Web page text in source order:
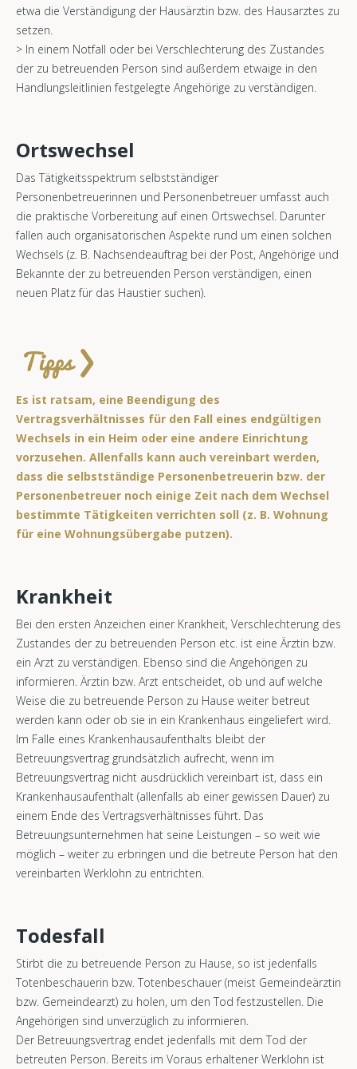
etwa die Verständigung der Hausärztin bzw. des Hausarztes zu
setzen.
> In einem Notfall oder bei Verschlechterung des Zustandes
der zu betreuenden Person sind außerdem etwaige in den
Handlungsleitlinien festgelegte Angehörige zu verständigen.
Ortswechsel
Das Tätigkeitsspektrum selbstständiger
Personenbetreuerinnen und Personenbetreuer umfasst auch
die praktische Vorbereitung auf einen Ortswechsel. Darunter
fallen auch organisatorischen Aspekte rund um einen solchen
Wechsels (z. B. Nachsendeauftrag bei der Post, Angehörige und
Bekannte der zu betreuenden Person verständigen, einen
neuen Platz für das Haustier suchen).
Es ist ratsam, eine Beendigung des
Vertragsverhältnisses für den Fall eines endgültigen
Wechsels in ein Heim oder eine andere Einrichtung
vorzusehen. Allenfalls kann auch vereinbart werden,
dass die selbstständige Personenbetreuerin bzw. der
Personenbetreuer noch einige Zeit nach dem Wechsel
bestimmte Tätigkeiten verrichten soll (z. B. Wohnung
für eine Wohnungsübergabe putzen).
Krankheit
Bei den ersten Anzeichen einer Krankheit, Verschlechterung des
Zustandes der zu betreuenden Person etc. ist eine Ärztin bzw.
ein Arzt zu verständigen. Ebenso sind die Angehörigen zu
informieren. Ärztin bzw. Arzt entscheidet, ob und auf welche
Weise die zu betreuende Person zu Hause weiter betreut
werden kann oder ob sie in ein Krankenhaus eingeliefert wird.
Im Falle eines Krankenhausaufenthalts bleibt der
Betreuungsvertrag grundsätzlich aufrecht, wenn im
Betreuungsvertrag nicht ausdrücklich vereinbart ist, dass ein
Krankenhausaufenthalt (allenfalls ab einer gewissen Dauer) zu
einem Ende des Vertragsverhältnisses führt. Das
Betreuungsunternehmen hat seine Leistungen – so weit wie
möglich – weiter zu erbringen und die betreute Person hat den
vereinbarten Werklohn zu entrichten.
Todesfall
Stirbt die zu betreuende Person zu Hause, so ist jedenfalls
Totenbeschauerin bzw. Totenbeschauer (meist Gemeindeärztin
bzw. Gemeindearzt) zu holen, um den Tod festzustellen. Die
Angehörigen sind unverzüglich zu informieren.
Der Betreuungsvertrag endet jedenfalls mit dem Tod der
betreuten Person. Bereits im Voraus erhaltener Werklohn ist